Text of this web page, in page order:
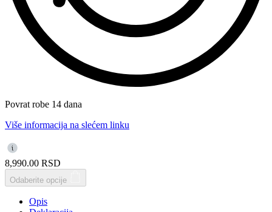
Povrat robe 14 dana
Više informacija na slećem linku
8,990.00 RSD
Odaberite opcije
Opis